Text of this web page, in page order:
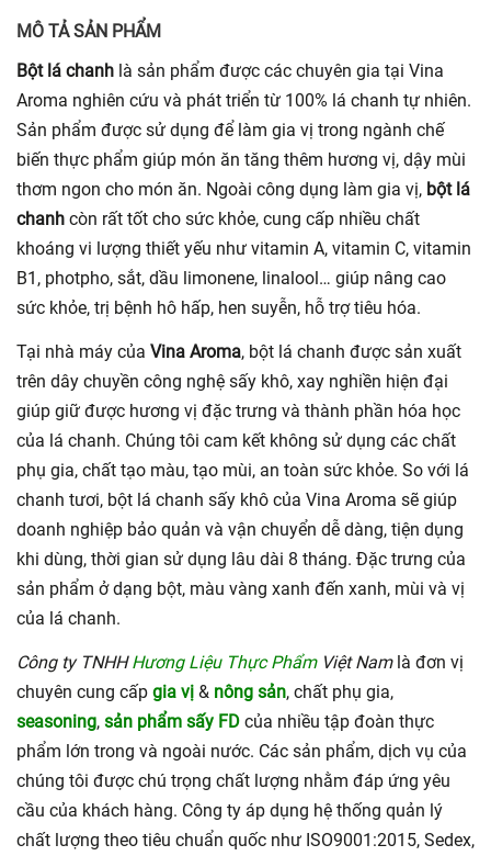
MÔ TẢ SẢN PHẨM
Bột lá chanh là sản phẩm được các chuyên gia tại Vina
Aroma nghiên cứu và phát triển từ 100% lá chanh tự nhiên.
Sản phẩm được sử dụng để làm gia vị trong ngành chế
biến thực phẩm giúp món ăn tăng thêm hương vị, dậy mùi
thơm ngon cho món ăn. Ngoài công dụng làm gia vị, bột lá
chanh còn rất tốt cho sức khỏe, cung cấp nhiều chất
khoáng vi lượng thiết yếu như vitamin A, vitamin C, vitamin
B1, photpho, sắt, dầu limonene, linalool… giúp nâng cao
sức khỏe, trị bệnh hô hấp, hen suyễn, hỗ trợ tiêu hóa.
Tại nhà máy của Vina Aroma, bột lá chanh được sản xuất
trên dây chuyền công nghệ sấy khô, xay nghiền hiện đại
giúp giữ được hương vị đặc trưng và thành phần hóa học
của lá chanh. Chúng tôi cam kết không sử dụng các chất
phụ gia, chất tạo màu, tạo mùi, an toàn sức khỏe. So với lá
chanh tươi, bột lá chanh sấy khô của Vina Aroma sẽ giúp
doanh nghiệp bảo quản và vận chuyển dễ dàng, tiện dụng
khi dùng, thời gian sử dụng lâu dài 8 tháng. Đặc trưng của
sản phẩm ở dạng bột, màu vàng xanh đến xanh, mùi và vị
của lá chanh.
Công ty TNHHHương Liệu Thực PhẩmViệt Namlà đơn vị
chuyên cung cấp gia vị & nông sản, chất phụ gia,
seasoning, sản phẩm sấy FD của nhiều tập đoàn thực
phẩm lớn trong và ngoài nước. Các sản phẩm, dịch vụ của
chúng tôi được chú trọng chất lượng nhằm đáp ứng yêu
cầu của khách hàng. Công ty áp dụng hệ thống quản lý
chất lượng theo tiêu chuẩn quốc như ISO9001:2015, Sedex,